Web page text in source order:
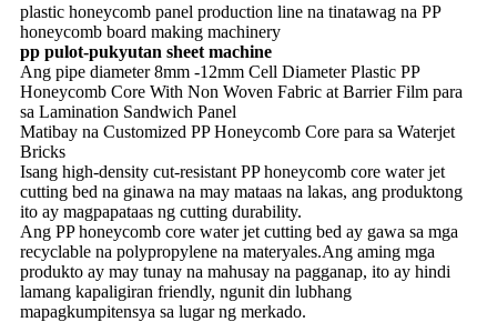
plastic honeycomb panel production line na tinatawag na PP
honeycomb board making machinery
pp pulot-pukyutan sheet machine
Ang pipe diameter 8mm -12mm Cell Diameter Plastic PP
Honeycomb Core With Non Woven Fabric at Barrier Film para
sa Lamination Sandwich Panel
Matibay na Customized PP Honeycomb Core para sa Waterjet
Bricks
Isang high-density cut-resistant PP honeycomb core water jet
cutting bed na ginawa na may mataas na lakas, ang produktong
ito ay magpapataas ng cutting durability.
Ang PP honeycomb core water jet cutting bed ay gawa sa mga
recyclable na polypropylene na materyales.Ang aming mga
produkto ay may tunay na mahusay na pagganap, ito ay hindi
lamang kapaligiran friendly, ngunit din lubhang
mapagkumpitensya sa lugar ng merkado.